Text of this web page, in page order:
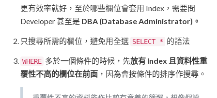
更有效率就好，至於哪些欄位會套用 Index，需要問
Developer 甚至是 DBA (Database Administrator)。
只搜尋所需的欄位，避免用全選 SELECT * 的語法
WHERE 多於一個條件的時候，先放有 Index 且資料性重
覆性不高的欄位在前面 ，因為會按條件的排序作搜尋。